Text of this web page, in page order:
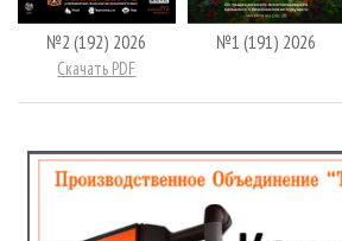
№2 (192) 2026
Скачать PDF
№1 (191) 2026